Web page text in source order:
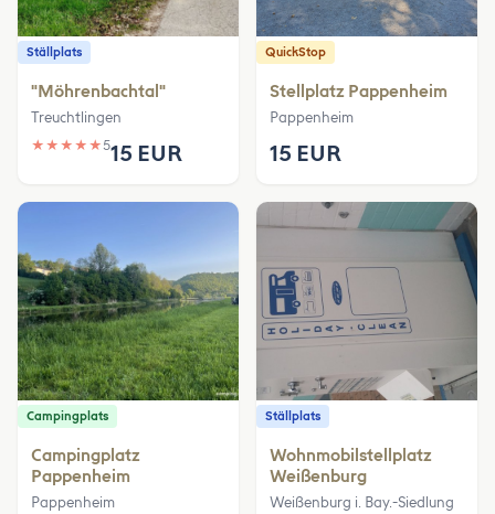
Ställplats
"Möhrenbachtal"
Treuchtlingen
★ ★ ★ ★ ★515 EUR
QuickStop
Stellplatz Pappenheim
Pappenheim
15 EUR
Campingplats
Campingplatz
Pappenheim
Pappenheim
Ställplats
Wohnmobilstellplatz
Weißenburg
Weißenburg i. Bay.-Siedlung